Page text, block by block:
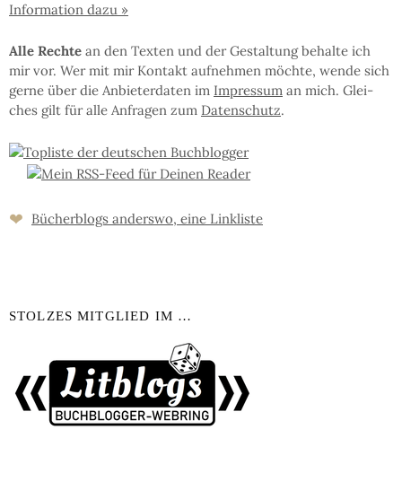
In­for­ma­tion da­zu »
Al­le Rech­te an den Tex­ten und der Ge­stal­tung be­hal­te ich
mir vor. Wer mit mir Kon­takt auf­neh­men möchte, wen­de sich
ger­ne über die An­bie­ter­da­ten im Im­pres­sum an mich. Glei­
ches gilt für al­le An­fra­gen zum Da­ten­schutz.
❤ Bücher­blogs an­ders­wo, eine Link­liste
STOLZES MITGLIED IM …